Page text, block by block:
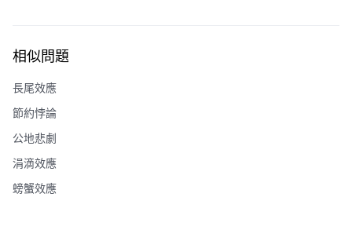
相似問題
長尾效應
節約悖論
公地悲劇
涓滴效應
螃蟹效應